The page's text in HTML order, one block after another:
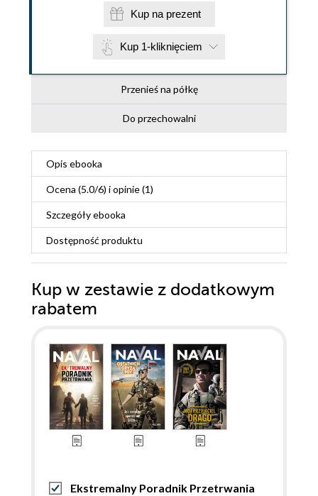
Kup na prezent
Kup 1-kliknięciem
Przenieś na półkę
Do przechowalni
Opis ebooka
Ocena (5.0/6) i opinie (1)
Szczegółyebooka
Dostępność produktu
Kup w zestawie z dodatkowym
rabatem
Ekstremalny Poradnik Przetrwania